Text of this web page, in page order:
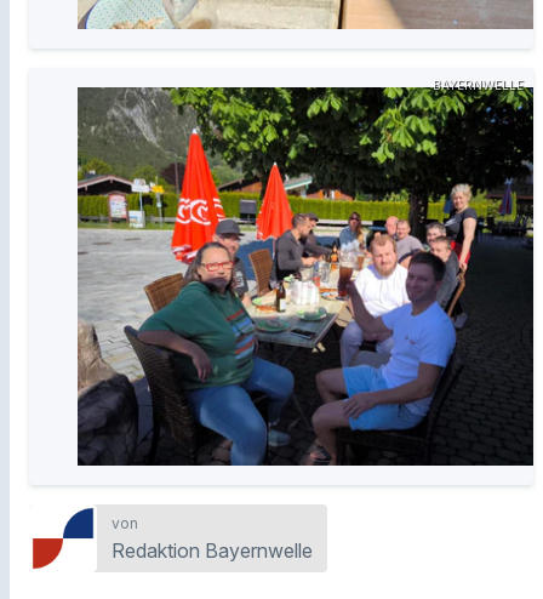
BAYERNWELLE
von
Redaktion Bayernwelle